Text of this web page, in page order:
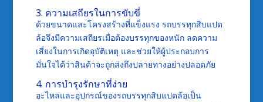
3. ความเสถียรในการขับขี่
ด้วยขนาดและโครงสร้างที่แข็งแรง รถบรรทุกสิบแปด
ล้อจึงมีความเสถียรเมื่อต้องบรรทุกของหนัก ลดความ
เสี่ยงในการเกิดอุบัติเหตุ และช่วยให้ผู้ประกอบการ
มั่นใจได้ว่าสินค้าจะถูกส่งถึงปลายทางอย่างปลอดภัย
4. การบำรุงรักษาที่ง่าย
อะไหล่และอุปกรณ์ของรถบรรทุกสิบแปดล้อเป็น